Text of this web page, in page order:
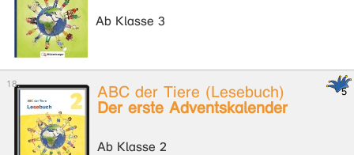
Ab Klasse 3
ABC der Tiere (Lesebuch)
Der erste Adventskalender
Ab Klasse 2